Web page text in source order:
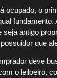
ocupado, o
fundamento.
seja antigo
que
deve
o leiloeiro,